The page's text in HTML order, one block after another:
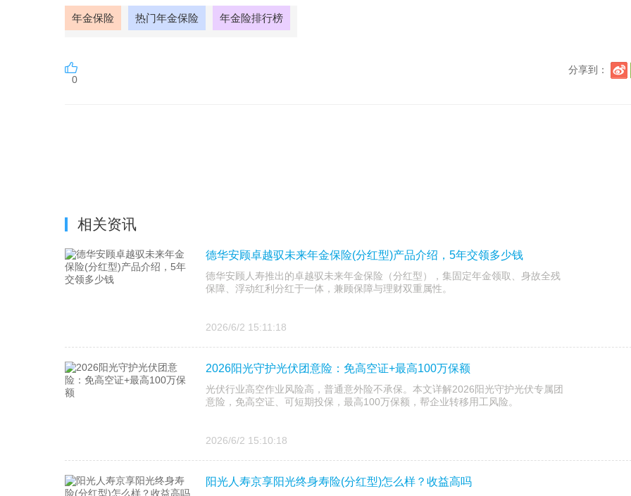
年金保险 热门年金保险 年金险排行榜
0
分享到：
相关资讯
德华安顾卓越驭未来年金保险(分红型)产品介绍，5年交领多少钱
德华安顾人寿推出的卓越驭未来年金保险（分红型），集固定年金领取、身故全残
保障、浮动红利分红于一体，兼顾保障与理财双重属性。
2026/6/2 15:11:18
2026阳光守护光伏团意险：免高空证+最高100万保额
光伏行业高空作业风险高，普通意外险不承保。本文详解2026阳光守护光伏专属团
意险，免高空证、可短期投保，最高100万保额，帮企业转移用工风险。
2026/6/2 15:10:18
阳光人寿京享阳光终身寿险(分红型)怎么样？收益高吗